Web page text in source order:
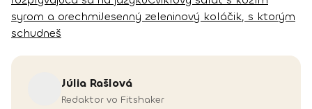
syrom a orechmiJesenný zeleninový koláčik, s ktorým
schudneš
Júlia Rašlová
Redaktor vo Fitshaker